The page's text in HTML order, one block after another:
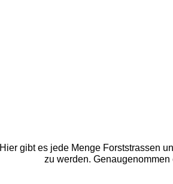
Hier gibt es jede Menge Forststrassen
zu werden.